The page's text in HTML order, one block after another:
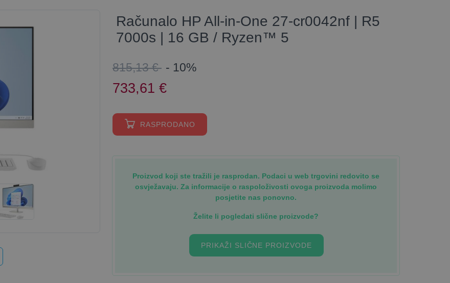
Računalo HP All-in-One 27-cr0042nf | R5
7000s | 16 GB / Ryzen™ 5
815,13 € - 10%
733,61 €
RASPRODANO
Proizvod koji ste tražili je rasprodan. Podaci u web trgovini redovito se
osvježavaju. Za informacije o raspoloživosti ovoga proizvoda molimo
posjetite nas ponovno.
Želite li pogledati slične proizvode?
PRIKAŽI SLIČNE PROIZVODE